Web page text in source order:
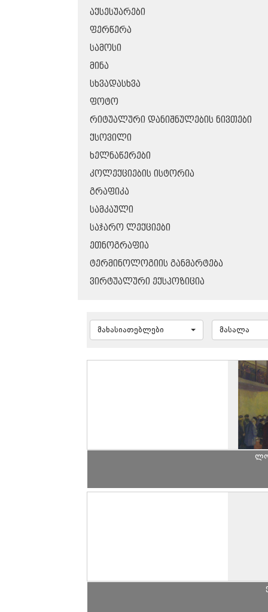
ᲐᲥᲡᲔᲡᲣᲐᲠᲔᲑᲘ
ᲤᲔᲠᲬᲔᲠᲐ
ᲡᲐᲛᲝᲡᲘ
ᲛᲘᲜᲐ
ᲡᲮᲕᲐᲓᲐᲡᲮᲕᲐ
ᲤᲝᲢᲝ
ᲠᲘᲢᲣᲐᲚᲣᲠᲘ ᲓᲐᲜᲘᲨᲜᲣᲚᲔᲑᲘᲡ ᲜᲘᲕᲗᲔᲑᲘ
ᲥᲡᲝᲕᲘᲚᲘ
ᲮᲔᲚᲜᲐᲬᲔᲠᲔᲑᲘ
ᲙᲝᲚᲔᲥᲪᲘᲔᲑᲘᲡ ᲘᲡᲢᲝᲠᲘᲐ
ᲒᲠᲐᲤᲘᲙᲐ
ᲡᲐᲛᲙᲐᲣᲚᲘ
ᲡᲐᲯᲐᲠᲝ ᲚᲔᲥᲪᲘᲔᲑᲘ
ᲔᲗᲜᲝᲒᲠᲐᲤᲘᲐ
ᲢᲔᲠᲛᲘᲜᲝᲚᲝᲒᲘᲘᲡ ᲒᲐᲜᲛᲐᲠᲢᲔᲑᲐ
ᲕᲘᲠᲢᲣᲐᲚᲣᲠᲘ ᲔᲥᲡᲞᲝᲖᲘᲪᲘᲐ
მახასიათებლები მასალა